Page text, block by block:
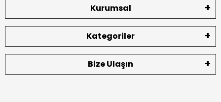
Kurumsal
Kategoriler
Bize Ulaşın